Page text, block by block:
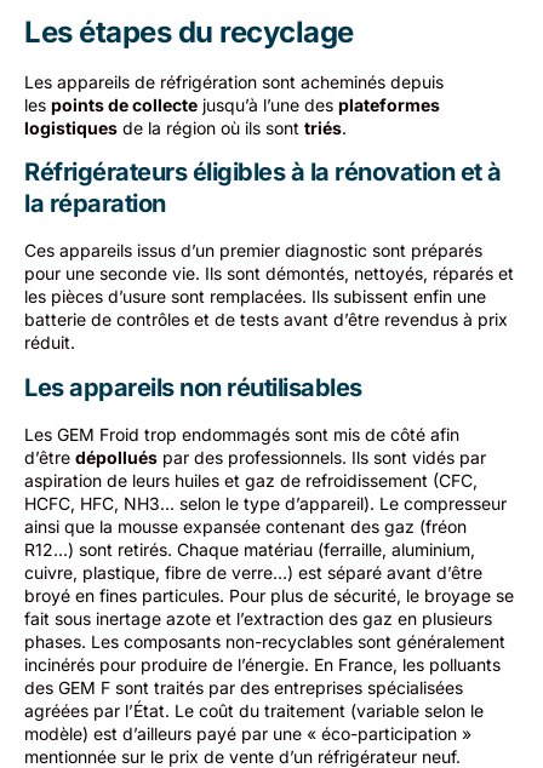
Les étapes du recyclage
Les appareils de réfrigération sont acheminés depuis
les points de collecte jusqu’à l’une des plateformes
logistiques de la région où ils sont triés.
Réfrigérateurs éligibles à la rénovation et à
la réparation
Ces appareils issus d’un premier diagnostic sont préparés
pour une seconde vie. Ils sont démontés, nettoyés, réparés et
les pièces d’usure sont remplacées. Ils subissent enfin une
batterie de contrôles et de tests avant d’être revendus à prix
réduit.
Les appareils non réutilisables
Les GEM Froid trop endommagés sont mis de côté afin
d’être dépollués par des professionnels. Ils sont vidés par
aspiration de leurs huiles et gaz de refroidissement (CFC,
HCFC, HFC, NH3… selon le type d’appareil). Le compresseur
ainsi que la mousse expansée contenant des gaz (fréon
R12…) sont retirés. Chaque matériau (ferraille, aluminium,
cuivre, plastique, fibre de verre…) est séparé avant d’être
broyé en fines particules. Pour plus de sécurité, le broyage se
fait sous inertage azote et l’extraction des gaz en plusieurs
phases. Les composants non-recyclables sont généralement
incinérés pour produire de l’énergie. En France, les polluants
des GEM F sont traités par des entreprises spécialisées
agréées par l’État. Le coût du traitement (variable selon le
modèle) est d’ailleurs payé par une « éco-participation »
mentionnée sur le prix de vente d’un réfrigérateur neuf.